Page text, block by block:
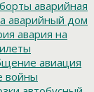
аварийная
аварийный дом
авария на
авиация
войны